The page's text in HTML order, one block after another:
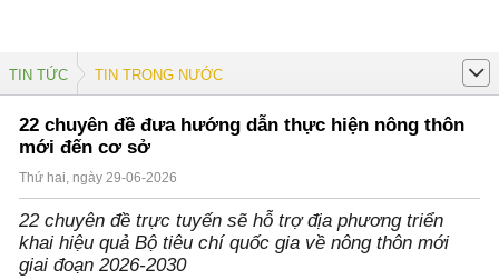
TIN TỨC TIN TRONG NƯỚC
22 chuyên đề đưa hướng dẫn thực hiện nông thôn
mới đến cơ sở
Thứ hai, ngày 29-06-2026
22 chuyên đề trực tuyến sẽ hỗ trợ địa phương triển
khai hiệu quả Bộ tiêu chí quốc gia về nông thôn mới
giai đoạn 2026-2030